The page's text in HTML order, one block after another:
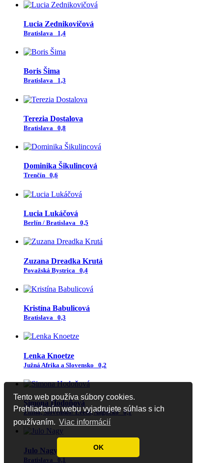
Tento web používa súbory cookies.
Prehliadaním webu vyjadrujete súhlas s ich
používaním. Viac informácií
OK
Lucia Zednikovičová
Bratislava 1,4
Boris Šima
Bratislava 1,3
Terezia Dostalova
Bratislava 0,8
Dominika Šikulincová
Trenčín 0,6
Lucia Lukáčová
Berlín / Bratislava 0,5
Zuzana Dreadka Krutá
Považská Bystrica 0,4
Kristína Babulicová
Bratislava 0,3
Lenka Knoetze
Južná Afrika a Slovensko 0,2
Simona Hodoňová
Žilina, Slovensko/ Leeds, Anglicko 0,1
Julo Nagy
Bratislava 0,1